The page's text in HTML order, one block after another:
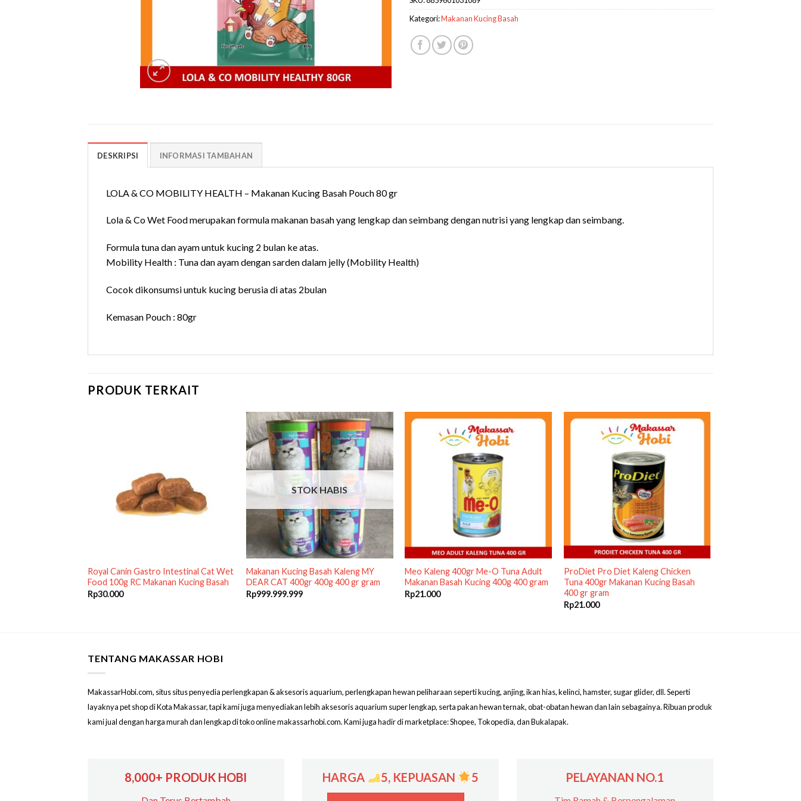
Kategori:Makanan Kucing Basah
DESKRIPSI INFORMASI TAMBAHAN
LOLA & CO MOBILITY HEALTH – Makanan Kucing Basah Pouch 80 gr
Lola & Co Wet Food merupakan formula makanan basah yang lengkap dan seimbang dengan nutrisi yang lengkap dan seimbang.
Formula tuna dan ayam untuk kucing 2 bulan ke atas.
Mobility Health : Tuna dan ayam dengan sarden dalam jelly (Mobility Health)
Cocok dikonsumsi untuk kucing berusia di atas 2bulan
Kemasan Pouch : 80gr
PRODUK TERKAIT
Royal Canin Gastro Intestinal Cat Wet
Food 100g RC Makanan Kucing Basah
Rp30.000
STOK HABIS
Makanan Kucing Basah Kaleng MY
DEAR CAT 400gr 400g 400 gr gram
Rp999.999.999
Meo Kaleng 400gr Me-O Tuna Adult
Makanan Basah Kucing 400g 400 gram
Rp21.000
ProDiet Pro Diet Kaleng Chicken
Tuna 400gr Makanan Kucing Basah
400 gr gram
Rp21.000
TENTANG MAKASSAR HOBI
MakassarHobi.com, situs situs penyedia perlengkapan & aksesoris aquarium, perlengkapan hewan peliharaan seperti kucing, anjing, ikan hias, kelinci, hamster, sugar glider, dll. Seperti
layaknya pet shop di Kota Makassar, tapi kami juga menyediakan lebih aksesoris aquarium super lengkap, serta pakan hewan ternak, obat-obatan hewan dan lain sebagainya. Ribuan produk
kami jual dengan harga murah dan lengkap di toko online makassarhobi.com. Kami juga hadir di marketplace: Shopee, Tokopedia, dan Bukalapak.
8,000+ PRODUK HOBI HARGA 5, KEPUASAN 5 PELAYANAN NO.1